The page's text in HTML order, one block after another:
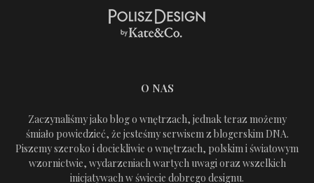
O NAS
Zaczynaliśmy jako blog o wnętrzach, jednak teraz możemy
śmiało powiedzieć, że jesteśmy serwisem z blogerskim DNA.
Piszemy szeroko i dociekliwie o wnętrzach, polskim i światowym
wzornictwie, wydarzeniach wartych uwagi oraz wszelkich
inicjatywach w świecie dobrego designu.